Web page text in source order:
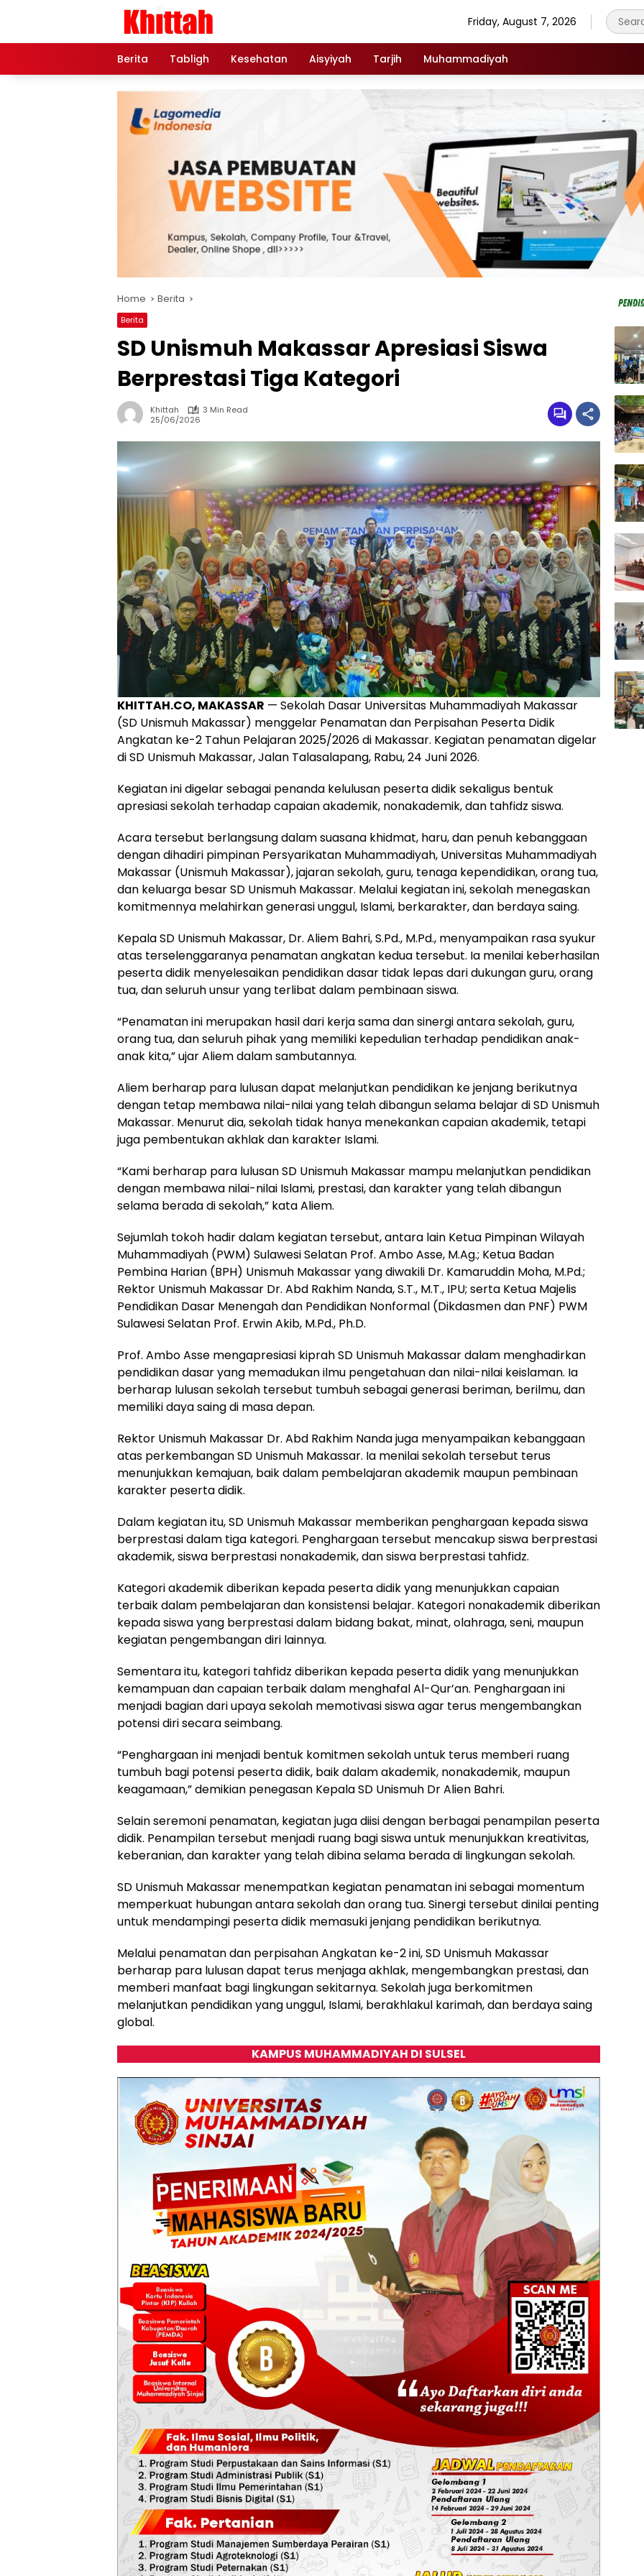
Friday, August 7, 2026
Berita Tabligh Kesehatan Aisyiyah Tarjih Muhammadiyah
Home Berita
Berita
SD Unismuh Makassar Apresiasi Siswa
Berprestasi Tiga Kategori
Khittah
3 Min Read
25/06/2026
KHITTAH.CO, MAKASSAR — Sekolah Dasar Universitas Muhammadiyah Makassar
(SD Unismuh Makassar) menggelar Penamatan dan Perpisahan Peserta Didik
Angkatan ke-2 Tahun Pelajaran 2025/2026 di Makassar. Kegiatan penamatan digelar
di SD Unismuh Makassar, Jalan Talasalapang, Rabu, 24 Juni 2026.
Kegiatan ini digelar sebagai penanda kelulusan peserta didik sekaligus bentuk
apresiasi sekolah terhadap capaian akademik, nonakademik, dan tahfidz siswa.
Acara tersebut berlangsung dalam suasana khidmat, haru, dan penuh kebanggaan
dengan dihadiri pimpinan Persyarikatan Muhammadiyah, Universitas Muhammadiyah
Makassar (Unismuh Makassar), jajaran sekolah, guru, tenaga kependidikan, orang tua,
dan keluarga besar SD Unismuh Makassar. Melalui kegiatan ini, sekolah menegaskan
komitmennya melahirkan generasi unggul, Islami, berkarakter, dan berdaya saing.
Kepala SD Unismuh Makassar, Dr. Aliem Bahri, S.Pd., M.Pd., menyampaikan rasa syukur
atas terselenggaranya penamatan angkatan kedua tersebut. Ia menilai keberhasilan
peserta didik menyelesaikan pendidikan dasar tidak lepas dari dukungan guru, orang
tua, dan seluruh unsur yang terlibat dalam pembinaan siswa.
“Penamatan ini merupakan hasil dari kerja sama dan sinergi antara sekolah, guru,
orang tua, dan seluruh pihak yang memiliki kepedulian terhadap pendidikan anak-
anak kita,” ujar Aliem dalam sambutannya.
Aliem berharap para lulusan dapat melanjutkan pendidikan ke jenjang berikutnya
dengan tetap membawa nilai-nilai yang telah dibangun selama belajar di SD Unismuh
Makassar. Menurut dia, sekolah tidak hanya menekankan capaian akademik, tetapi
juga pembentukan akhlak dan karakter Islami.
“Kami berharap para lulusan SD Unismuh Makassar mampu melanjutkan pendidikan
dengan membawa nilai-nilai Islami, prestasi, dan karakter yang telah dibangun
selama berada di sekolah,” kata Aliem.
Sejumlah tokoh hadir dalam kegiatan tersebut, antara lain Ketua Pimpinan Wilayah
Muhammadiyah (PWM) Sulawesi Selatan Prof. Ambo Asse, M.Ag.; Ketua Badan
Pembina Harian (BPH) Unismuh Makassar yang diwakili Dr. Kamaruddin Moha, M.Pd.;
Rektor Unismuh Makassar Dr. Abd Rakhim Nanda, S.T., M.T., IPU; serta Ketua Majelis
Pendidikan Dasar Menengah dan Pendidikan Nonformal (Dikdasmen dan PNF) PWM
Sulawesi Selatan Prof. Erwin Akib, M.Pd., Ph.D.
Prof. Ambo Asse mengapresiasi kiprah SD Unismuh Makassar dalam menghadirkan
pendidikan dasar yang memadukan ilmu pengetahuan dan nilai-nilai keislaman. Ia
berharap lulusan sekolah tersebut tumbuh sebagai generasi beriman, berilmu, dan
memiliki daya saing di masa depan.
Rektor Unismuh Makassar Dr. Abd Rakhim Nanda juga menyampaikan kebanggaan
atas perkembangan SD Unismuh Makassar. Ia menilai sekolah tersebut terus
menunjukkan kemajuan, baik dalam pembelajaran akademik maupun pembinaan
karakter peserta didik.
Dalam kegiatan itu, SD Unismuh Makassar memberikan penghargaan kepada siswa
berprestasi dalam tiga kategori. Penghargaan tersebut mencakup siswa berprestasi
akademik, siswa berprestasi nonakademik, dan siswa berprestasi tahfidz.
Kategori akademik diberikan kepada peserta didik yang menunjukkan capaian
terbaik dalam pembelajaran dan konsistensi belajar. Kategori nonakademik diberikan
kepada siswa yang berprestasi dalam bidang bakat, minat, olahraga, seni, maupun
kegiatan pengembangan diri lainnya.
Sementara itu, kategori tahfidz diberikan kepada peserta didik yang menunjukkan
kemampuan dan capaian terbaik dalam menghafal Al-Qur’an. Penghargaan ini
menjadi bagian dari upaya sekolah memotivasi siswa agar terus mengembangkan
potensi diri secara seimbang.
“Penghargaan ini menjadi bentuk komitmen sekolah untuk terus memberi ruang
tumbuh bagi potensi peserta didik, baik dalam akademik, nonakademik, maupun
keagamaan,” demikian penegasan Kepala SD Unismuh Dr Alien Bahri.
Selain seremoni penamatan, kegiatan juga diisi dengan berbagai penampilan peserta
didik. Penampilan tersebut menjadi ruang bagi siswa untuk menunjukkan kreativitas,
keberanian, dan karakter yang telah dibina selama berada di lingkungan sekolah.
SD Unismuh Makassar menempatkan kegiatan penamatan ini sebagai momentum
memperkuat hubungan antara sekolah dan orang tua. Sinergi tersebut dinilai penting
untuk mendampingi peserta didik memasuki jenjang pendidikan berikutnya.
Melalui penamatan dan perpisahan Angkatan ke-2 ini, SD Unismuh Makassar
berharap para lulusan dapat terus menjaga akhlak, mengembangkan prestasi, dan
memberi manfaat bagi lingkungan sekitarnya. Sekolah juga berkomitmen
melanjutkan pendidikan yang unggul, Islami, berakhlakul karimah, dan berdaya saing
global.
KAMPUS MUHAMMADIYAH DI SULSEL